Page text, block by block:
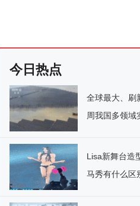
今日热点
全球最大、刷
周我国多领域
Lisa新舞台造
马秀有什么区